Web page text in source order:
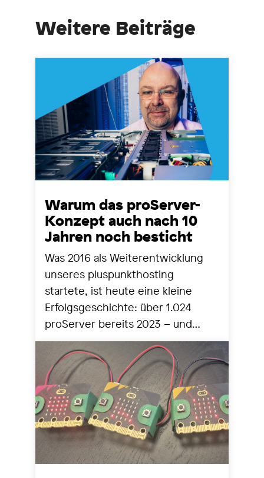
Weitere Beiträge
Warum das proServer-
Konzept auch nach 10
Jahren noch besticht
Was 2016 als Weiterentwicklung
unseres pluspunkthosting
startete, ist heute eine kleine
Erfolgsgeschichte: über 1.024
proServer bereits 2023 – und
seither stetig mehr. Zeit für einen
Blick zurück und nach vorne.